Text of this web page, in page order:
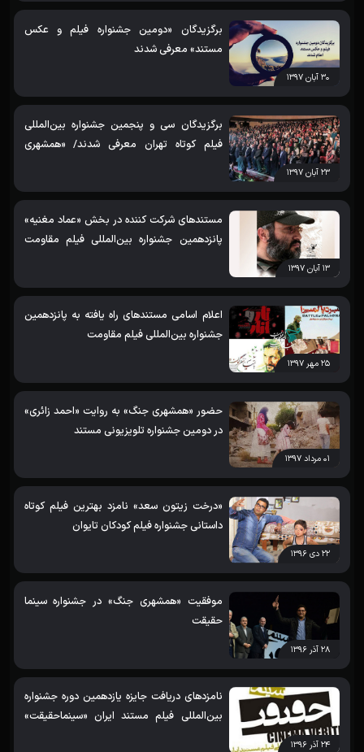
۳۰ آبان ۱۳۹۷
برگزیدگان «دومین جشنواره فیلم و عکس
مستند» معرفی شدند
۲۳ آبان ۱۳۹۷
برگزیدگان سی و پنجمین جشنواره بین‌المللی
فیلم کوتاه تهران معرفی شدند/ «همشهری
۱۳ آبان ۱۳۹۷
مستندهای شرکت کننده در بخش «عماد مغنیه»
پانزدهمین جشنواره بین‌المللی فیلم مقاومت
۲۵ مهر ۱۳۹۷
اعلام اسامی مستندهای راه یافته به پانزدهمین
جشنواره بین‌المللی فیلم مقاومت
۰۱ مرداد ۱۳۹۷
حضور «همشهری جنگ» به روایت «احمد زائری»
در دومین جشنواره تلویزیونی مستند
۲۲ دی ۱۳۹۶
«درخت زیتون سعد» نامزد بهترین فیلم کوتاه
داستانی جشنواره فیلم کودکان تایوان
۲۸ آذر ۱۳۹۶
موفقیت «همشهری جنگ» در جشنواره سینما
حقیقت
۲۴ آذر ۱۳۹۶
نامزدهای دریافت جایزه یازدهمین دوره جشنواره
بین‌المللی فیلم مستند ایران «سینماحقیقت»